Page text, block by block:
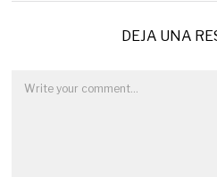
DEJA UNA